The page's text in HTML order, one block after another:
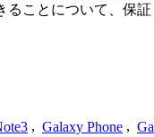
ことについて、保証
, Galaxy Phone ,